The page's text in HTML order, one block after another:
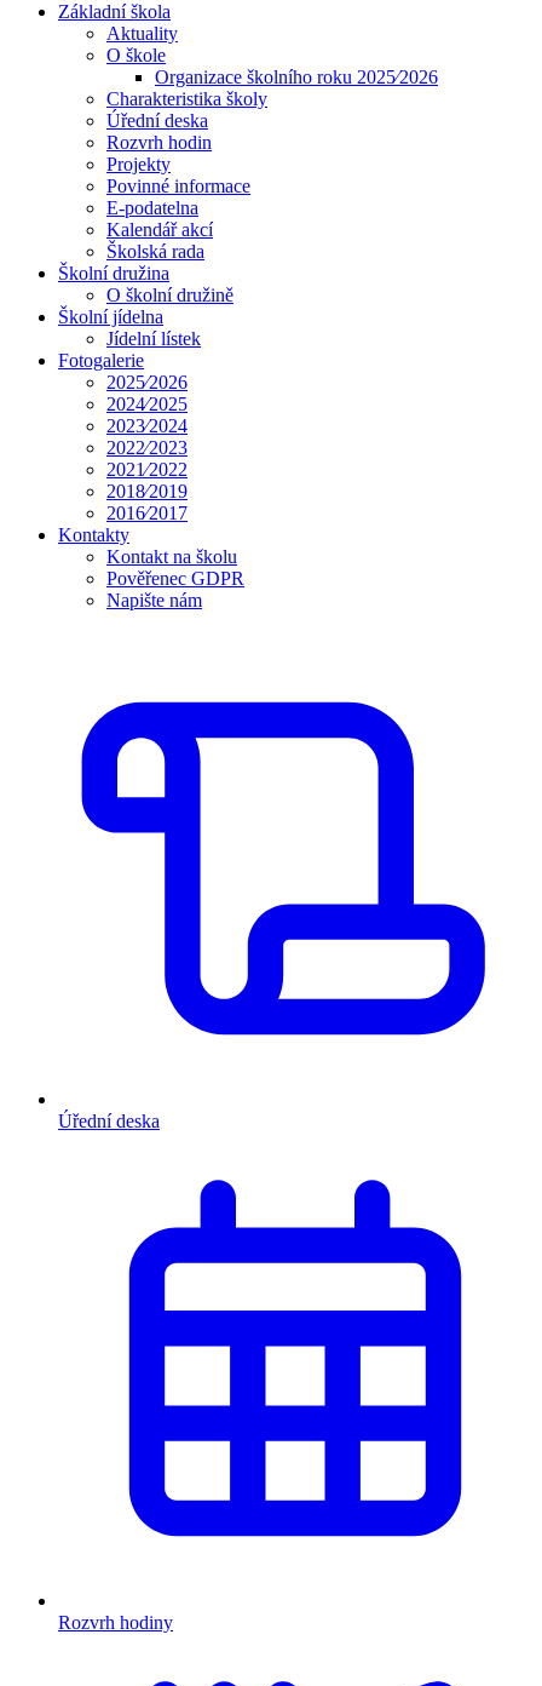
Základní škola
Aktuality
O škole
Organizace školního roku 2025⁄2026
Charakteristika školy
Úřední deska
Rozvrh hodin
Projekty
Povinné informace
E-podatelna
Kalendář akcí
Školská rada
Školní družina
O školní družině
Školní jídelna
Jídelní lístek
Fotogalerie
2025⁄2026
2024⁄2025
2023⁄2024
2022⁄2023
2021⁄2022
2018⁄2019
2016⁄2017
Kontakty
Kontakt na školu
Pověřenec GDPR
Napište nám
Úřední deska
Rozvrh hodiny